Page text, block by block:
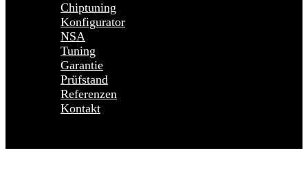
Chiptuning
Konfigurator
NSA
Tuning
Garantie
Prüfstand
Referenzen
Kontakt